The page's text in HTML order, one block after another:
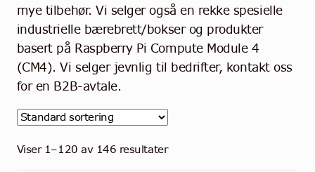
Norsk
mye tilbehør. Vi selger også en rekke spesielle
industrielle bærebrett/bokser og produkter
basert på Raspberry Pi Compute Module 4
(CM4). Vi selger jevnlig til bedrifter, kontakt oss
for en B2B-avtale.
Viser 1–120 av 146 resultater